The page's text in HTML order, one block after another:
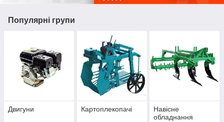
Популярні групи
Двигуни Картоплекопачі
Навісне
обладнання